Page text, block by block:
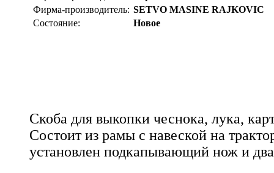
Фирма-производитель: SETVO MASINE RAJKOVIC
Состояние:
Новое
Скоба для выкопки чеснока, лука,
Состоит из рамы с навеской на
установлен подкапывающий нож и